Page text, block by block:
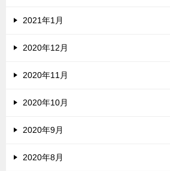
2021年1月
2020年12月
2020年11月
2020年10月
2020年9月
2020年8月